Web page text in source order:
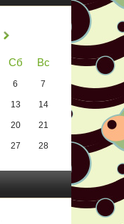
»
Сб Вс
6 7
13 14
20 21
27 28